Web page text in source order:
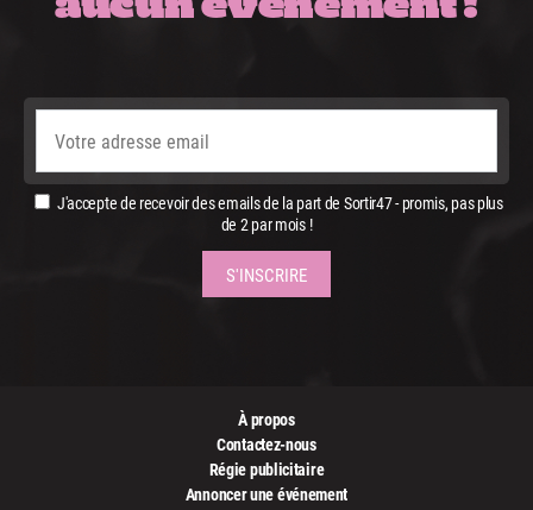
J'accepte de recevoir des emails de la part de Sortir47 - promis, pas plus
de 2 par mois !
À propos
Contactez-nous
Régie publicitaire
Annoncer une événement